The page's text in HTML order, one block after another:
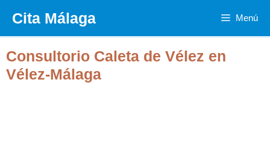
contenido
Cita Málaga Menú
Consultorio Caleta de Vélez en
Vélez-Málaga